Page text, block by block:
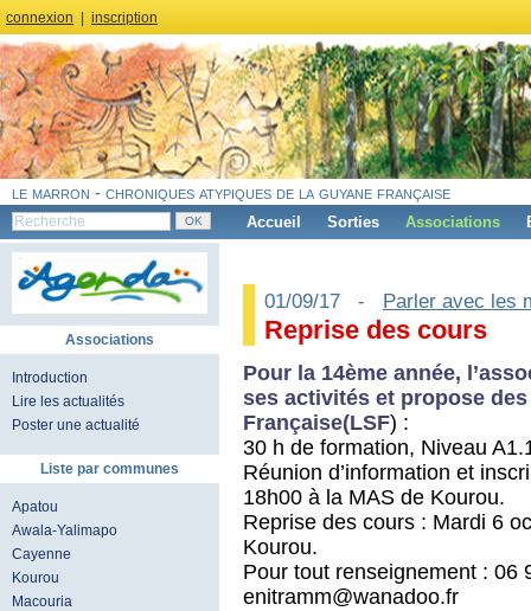
connexion inscription
le marron - chroniques atypiques de la guyane française
Accueil Sorties Associations
Associations
Introduction
Lire les actualités
Poster une actualité
Liste par communes
Apatou
Awala-Yalimapo
Cayenne
Kourou
Macouria
01/09/17 - Parler avec les
Reprise des cours
Pour la 14ème année,
ses activités et propose
Française(LSF) :
30 h de formation, Niveau
Réunion d’information et
18h00 à la MAS de Kourou.
Reprise des cours : Mardi 6
Kourou.
Pour tout renseignement : 06
enitramm@wanadoo.fr